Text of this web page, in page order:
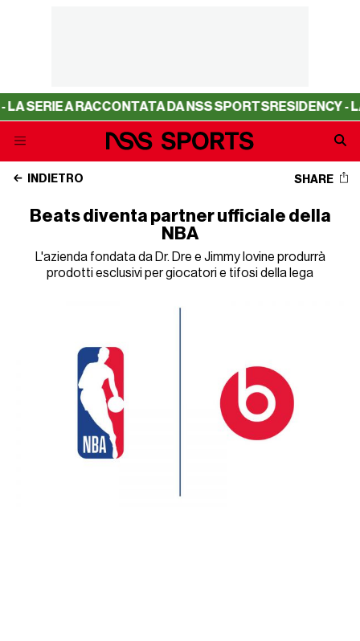
A RACCONTATA DA NSS SPORTSRESIDENCY - LA
INDIETRO SHARE
Beats diventa partner ufficiale della
NBA
L'azienda fondata da Dr. Dre e Jimmy Iovine produrrà
prodotti esclusivi per giocatori e tifosi della lega